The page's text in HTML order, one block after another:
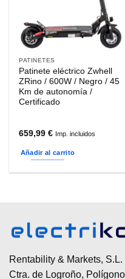
PATINETES
Patinete eléctrico Zwhell
ZRino / 600W / Negro / 45
Km de autonomía /
Certificado
659,99€ Imp. incluidos
Añadir al carrito
Rentability & Markets, S.L.
Ctra. de Logroño,